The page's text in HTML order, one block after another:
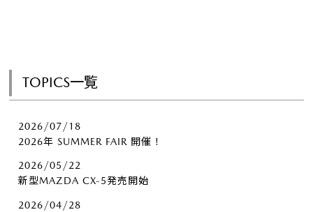
TOPICS一覧
2026/07/18
2026年 SUMMER FAIR 開催！
2026/05/22
新型MAZDA CX-5発売開始
2026/04/28